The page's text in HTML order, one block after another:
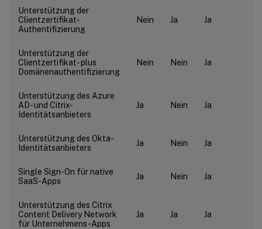
Unterstützung der
Clientzertifikat-
Authentifizierung
Nein Ja Ja
Unterstützung der
Clientzertifikat- plus
Domänenauthentifizierung
Nein Nein Ja
Unterstützung des Azure
AD- und Citrix-
Identitätsanbieters
Ja Nein Ja
Unterstützung des Okta-
Identitätsanbieters
Ja Nein Ja
Single Sign-On für native
SaaS-Apps
Ja Nein Ja
Unterstützung des Citrix
Content Delivery Network
für Unternehmens-Apps
Ja Ja Ja